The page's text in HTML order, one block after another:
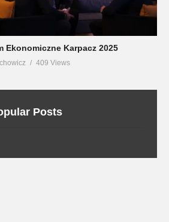
Ekonomiczne Karpacz 2025
409 Views
Posts